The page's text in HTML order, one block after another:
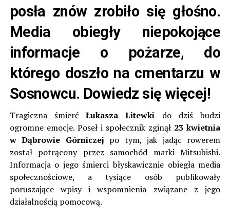
posła znów zrobiło się głośno.
Media obiegły niepokojące
informacje o pożarze, do
którego doszło na cmentarzu w
Sosnowcu. Dowiedz się więcej!
Tragiczna śmierćŁukasza Litewki do dziś budzi
ogromne emocje. Poseł i społecznik zginął 23 kwietnia
w Dąbrowie Górniczej po tym, jak jadąc rowerem
został potrącony przez samochód marki Mitsubishi.
Informacja o jego śmierci błyskawicznie obiegła media
społecznościowe, a tysiące osób publikowały
poruszające wpisy i wspomnienia związane z jego
działalnością pomocową.